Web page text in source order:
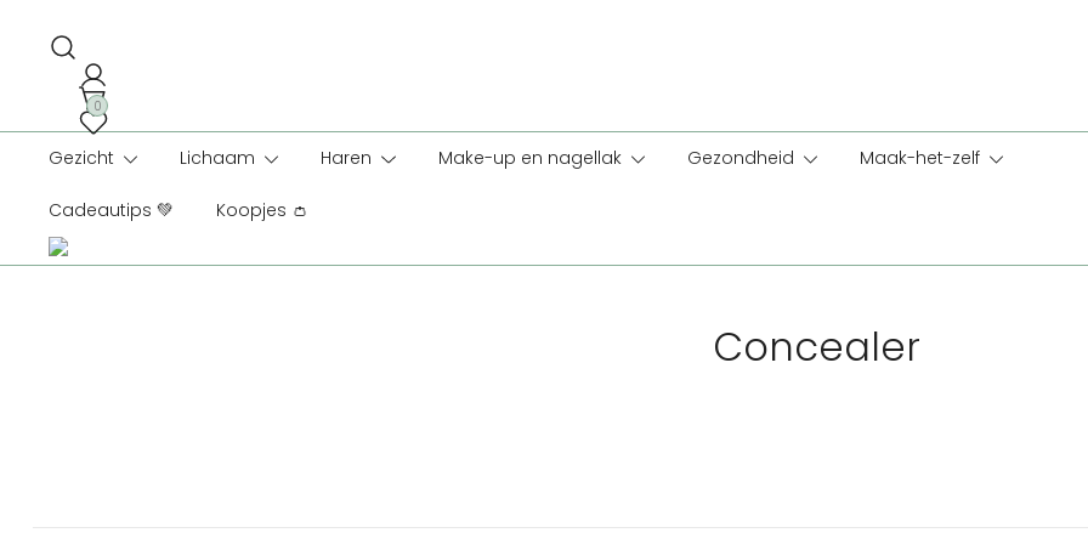
0
Gezicht Lichaam Haren Make-up en nagellak Gezondheid Maak-het-zelf
Cadeautips 💚 Koopjes 👛
Concealer